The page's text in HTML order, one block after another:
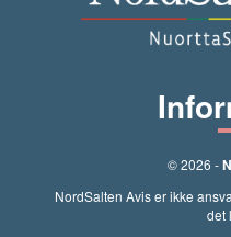
© 2026 -
NordSalten Avis er ikke
det